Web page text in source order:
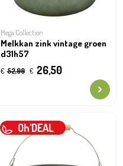
Mega Collection
Melkkan zink vintage groen
d31h57
€ 52,99 € 26,50
Oh'DEAL